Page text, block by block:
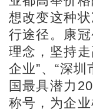
想改变这种
行途径。康
理念，坚持
企业”、“深
国最具潜力
称号，为企